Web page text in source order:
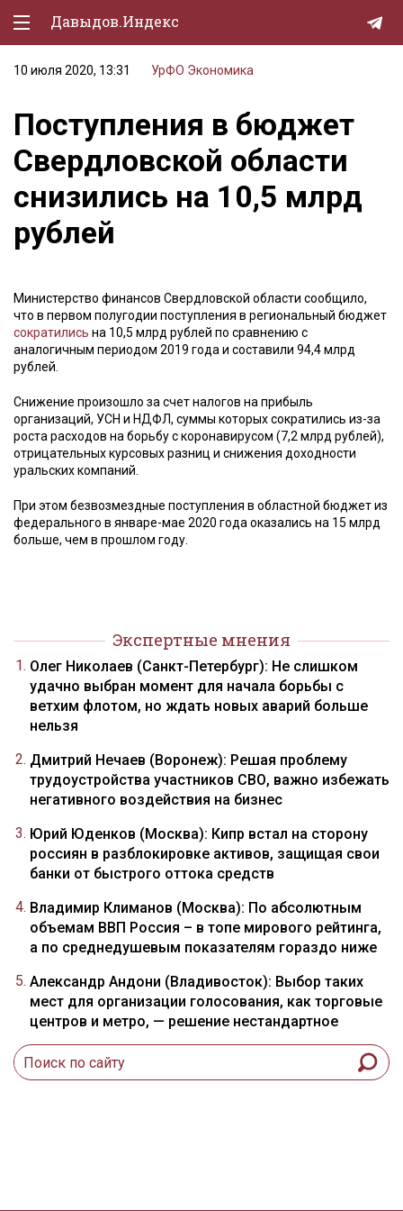
Давыдов.Индекс
Политическая жизнь
Экономика
Природа
Образование
Спорт
Lifestyle
Мурзилка
10 июля 2020, 13:31 УрФО Экономика
Поступления в бюджет
Свердловской области
снизились на 10,5 млрд
рублей
Министерство финансов Свердловской области сообщило,
что в первом полугодии поступления в региональный бюджет
сократились на 10,5 млрд рублей по сравнению с
аналогичным периодом 2019 года и составили 94,4 млрд
рублей.
Снижение произошло за счет налогов на прибыль
организаций, УСН и НДФЛ, суммы которых сократились из-за
роста расходов на борьбу с коронавирусом (7,2 млрд рублей),
отрицательных курсовых разниц и снижения доходности
уральских компаний.
При этом безвозмездные поступления в областной бюджет из
федерального в январе-мае 2020 года оказались на 15 млрд
больше, чем в прошлом году.
Экспертные мнения
Олег Николаев (Санкт-Петербург): Не слишком
удачно выбран момент для начала борьбы с
ветхим флотом, но ждать новых аварий больше
нельзя
Дмитрий Нечаев (Воронеж): Решая проблему
трудоустройства участников СВО, важно избежать
негативного воздействия на бизнес
Юрий Юденков (Москва): Кипр встал на сторону
россиян в разблокировке активов, защищая свои
банки от быстрого оттока средств
Владимир Климанов (Москва): По абсолютным
объемам ВВП Россия – в топе мирового рейтинга,
а по среднедушевым показателям гораздо ниже
Александр Андони (Владивосток): Выбор таких
мест для организации голосования, как торговые
центров и метро, — решение нестандартное